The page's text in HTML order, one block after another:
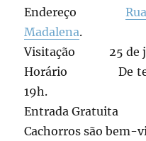
Endereço
Madalena.
Visitação 25 de
Horário De terça
19h.
Entrada Gratuita
Cachorros são bem-